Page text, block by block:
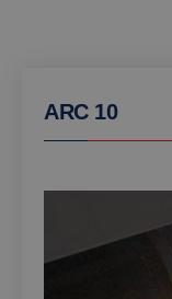
ARC 10